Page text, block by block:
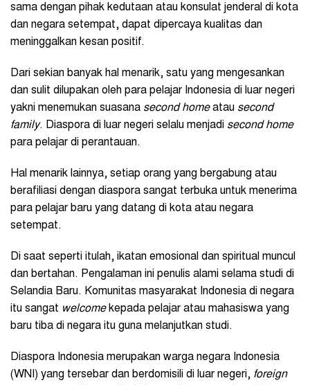
sama dengan pihak kedutaan atau konsulat jenderal di kota
dan negara setempat, dapat dipercaya kualitas dan
meninggalkan kesan positif.
Dari sekian banyak hal menarik, satu yang mengesankan
dan sulit dilupakan oleh para pelajar Indonesia di luar negeri
yakni menemukan suasana second homeatau second
family. Diaspora di luar negeri selalu menjadi second home
para pelajar di perantauan.
Hal menarik lainnya, setiap orang yang bergabung atau
berafiliasi dengan diaspora sangat terbuka untuk menerima
para pelajar baru yang datang di kota atau negara
setempat.
Di saat seperti itulah, ikatan emosional dan spiritual muncul
dan bertahan. Pengalaman ini penulis alami selama studi di
Selandia Baru. Komunitas masyarakat Indonesia di negara
itu sangat welcomekepada pelajar atau mahasiswa yang
baru tiba di negara itu guna melanjutkan studi.
Diaspora Indonesia merupakan warga negara Indonesia
(WNI) yang tersebar dan berdomisili di luar negeri, foreign